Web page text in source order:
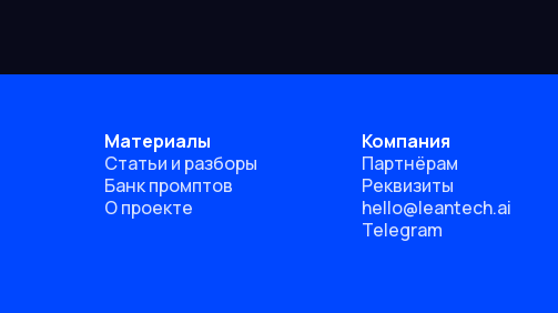
Материалы
Статьи и разборы
Банк промптов
О проекте
Компания
Партнёрам
Реквизиты
hello@leantech.ai
Telegram